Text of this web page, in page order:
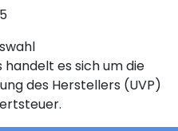
es sich um die
des Herstellers (UVP)